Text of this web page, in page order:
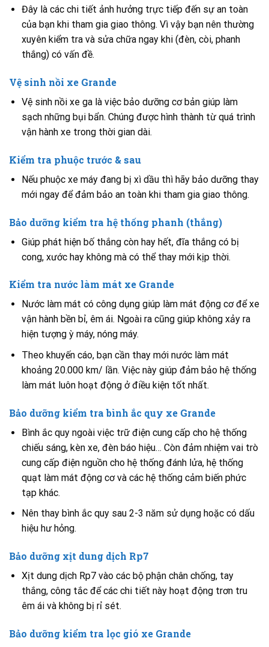
Đây là các chi tiết ảnh hưởng trực tiếp đến sự an toàn
của bạn khi tham gia giao thông. Vì vậy bạn nên thường
xuyên kiểm tra và sửa chữa ngay khi (đèn, còi, phanh
thắng) có vấn đề.
Vệ sinh nồi xe Grande
Vệ sinh nồi xe ga là việc bảo dưỡng cơ bản giúp làm
sạch những bụi bẩn. Chúng được hình thành từ quá trình
vận hành xe trong thời gian dài.
Kiểm tra phuộc trước & sau
Nếu phuộc xe máy đang bị xì dầu thì hãy bảo dưỡng thay
mới ngay để đảm bảo an toàn khi tham gia giao thông.
Bảo dưỡng kiểm tra hệ thống phanh (thắng)
Giúp phát hiện bố thắng còn hay hết, đĩa thắng có bị
cong, xước hay không mà có thể thay mới kịp thời.
Kiểm tra nước làm mát xe Grande
Nước làm mát có công dụng giúp làm mát động cơ để xe
vận hành bền bỉ, êm ái. Ngoài ra cũng giúp không xảy ra
hiện tượng ỳ máy, nóng máy.
Theo khuyến cáo, bạn cần thay mới nước làm mát
khoảng 20.000 km/ lần. Việc này giúp đảm bảo hệ thống
làm mát luôn hoạt động ở điều kiện tốt nhất.
Bảo dưỡng kiểm tra bình ắc quy xe Grande
Bình ắc quy ngoài việc trữ điện cung cấp cho hệ thống
chiếu sáng, kèn xe, đèn báo hiệu… Còn đảm nhiệm vai trò
cung cấp điện nguồn cho hệ thống đánh lửa, hệ thống
quạt làm mát động cơ và các hệ thống cảm biến phức
tạp khác.
Nên thay bình ắc quy sau 2-3 năm sử dụng hoặc có dấu
hiệu hư hỏng.
Bảo dưỡng xịt dung dịch Rp7
Xịt dung dịch Rp7 vào các bộ phận chân chống, tay
thắng, công tắc để các chi tiết này hoạt động trơn tru
êm ái và không bị rỉ sét.
Bảo dưỡng kiểm tra lọc gió xe Grande